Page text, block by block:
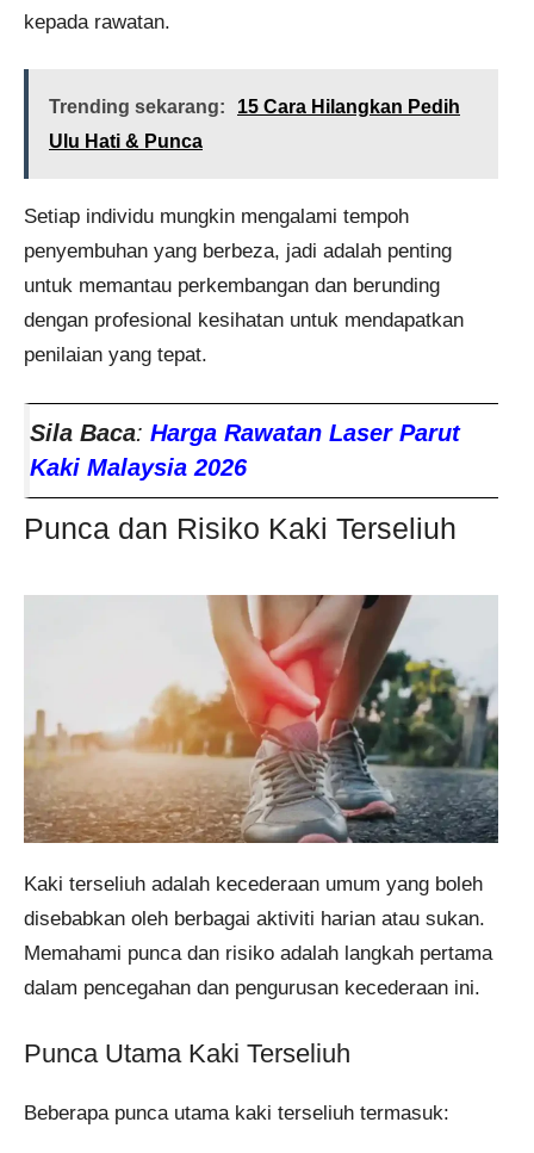
kepada rawatan.
Trending sekarang:
15 Cara Hilangkan Pedih
Ulu Hati & Punca
Setiap individu mungkin mengalami tempoh
penyembuhan yang berbeza, jadi adalah penting
untuk memantau perkembangan dan berunding
dengan profesional kesihatan untuk mendapatkan
penilaian yang tepat.
Sila Baca: Harga Rawatan Laser Parut
Kaki Malaysia 2026
Punca dan Risiko Kaki Terseliuh
Kaki terseliuh adalah kecederaan umum yang boleh
disebabkan oleh berbagai aktiviti harian atau sukan.
Memahami punca dan risiko adalah langkah pertama
dalam pencegahan dan pengurusan kecederaan ini.
Punca Utama Kaki Terseliuh
Beberapa punca utama kaki terseliuh termasuk: